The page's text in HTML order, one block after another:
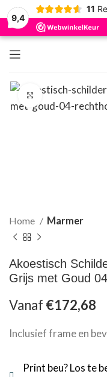
9,4
11
Klik om te
Home Marmer
Akoestisch
Grijs met Goud
Vanaf €172,68
Inclusief frame en
Print beu? Los te